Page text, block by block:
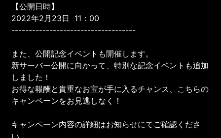
【公開日時】
2022年2月23日 11：00
------------------------------------
また、公開記念イベントも開催します。
新サーバー公開に向かって、特別な記念イベントも追加
しました！
お得な報酬と貴重なお宝が手に入るチャンス、こちらの
キャンペーンをお見逃しなく！
キャンペーン内容の詳細はお知らせにてご確認くださ
い。